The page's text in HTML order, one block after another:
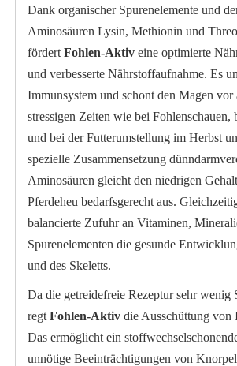
Dank organischer Spurenelemente und
AminosäurenLysin,Methionin und
fördert Fohlen-Aktiv eine optimierte
und verbesserte Nährstoffaufnahme. Es
Immunsystem und schont den Magen vor
stressigen Zeiten wie bei Fohlenschauen,
und bei der Futterumstellung im Herbst
spezielle Zusammensetzung
Aminosäuren gleicht den niedrigen
Pferdeheu bedarfsgerecht aus.
balancierte Zufuhr an Vitaminen,
Spurenelementen die gesunde
und des Skeletts.
Da die getreidefreie Rezeptur sehr wenig
regtFohlen-Aktiv die Ausschüttung von
Das ermöglicht ein
unnötige Beeinträchtigungen von